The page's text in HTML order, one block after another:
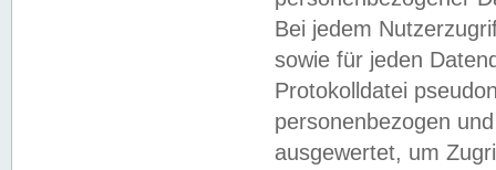
Bei jedem
sowie für jeden
Protokolldatei
personenbezogen
ausgewertet, um